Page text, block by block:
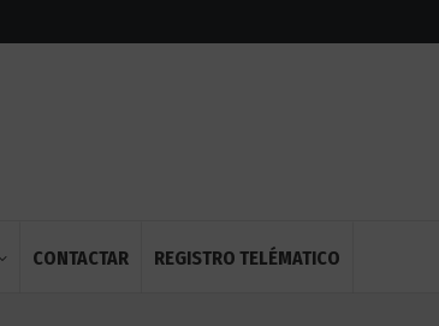
CONTACTAR REGISTRO TELÉMATICO